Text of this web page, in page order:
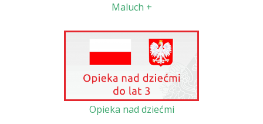
Maluch +
Opieka nad dziećmi